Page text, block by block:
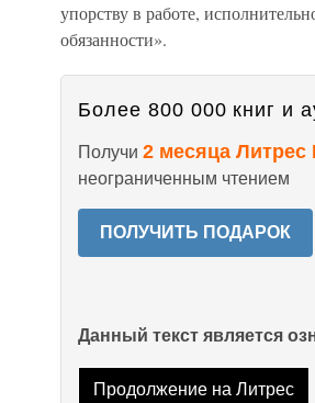
упорству в работе,
обязанности».
Более 800 000 книг и
Получи 2 месяца Литрес
неограниченным чтением
ПОЛУЧИТЬ ПОДАРОК
Данный текст является
Продолжение на Литрес